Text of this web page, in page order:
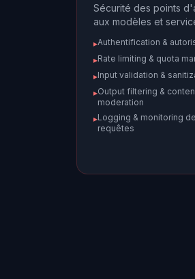
Sécurité des points
aux modèles et
▸Authentification &
▸Rate limiting & quota
▸Input validation &
▸Output filtering &
moderation
▸Logging & monitoring
requêtes